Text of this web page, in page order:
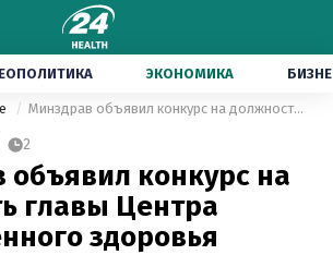
ЭКОНОМИКА
Минздрав объявил конкурс на должность главы Центра общественного здоровья
2
конкурс на
главы Центра
здоровья